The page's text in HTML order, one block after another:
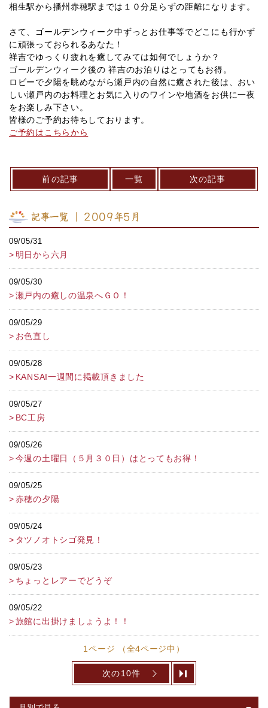
相生駅から播州赤穂駅までは１０分足らずの距離になります。
さて、ゴールデンウィーク中ずっとお仕事等でどこにも行かず
に頑張っておられるあなた！
祥吉でゆっくり疲れを癒してみては如何でしょうか？
ゴールデンウィーク後の 祥吉のお泊りはとってもお得。
ロビーで夕陽を眺めながら瀬戸内の自然に癒された後は、おい
しい瀬戸内のお料理とお気に入りのワインや地酒をお供に一夜
をお楽しみ下さい。
皆様のご予約お待ちしております。
ご予約はこちらから
前の記事 一覧 次の記事
記事一覧 ｜ 2009年5月
09/05/31
明日から六月
09/05/30
瀬戸内の癒しの温泉へＧＯ！
09/05/29
お色直し
09/05/28
KANSAI一週間に掲載頂きました
09/05/27
BC工房
09/05/26
今週の土曜日（５月３０日）はとってもお得！
09/05/25
赤穂の夕陽
09/05/24
タツノオトシゴ発見！
09/05/23
ちょっとレアーでどうぞ
09/05/22
旅館に出掛けましょうよ！！
1ページ （全4ページ中）
次の10件